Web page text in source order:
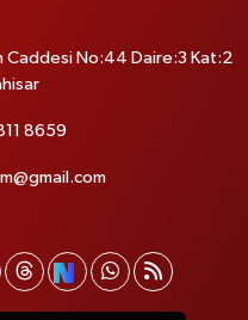
Caddesi No:44 Daire:3 Kat:2
8659